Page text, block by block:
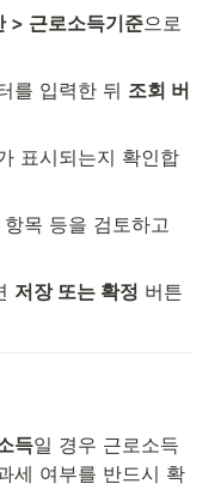
> 근로소득기준으로
를 입력한 뒤 조회 버
표시되는지 확인합
목 등을 검토하고
저장 또는 확정 버튼
득일 경우 근로소득
세 여부를 반드시 확